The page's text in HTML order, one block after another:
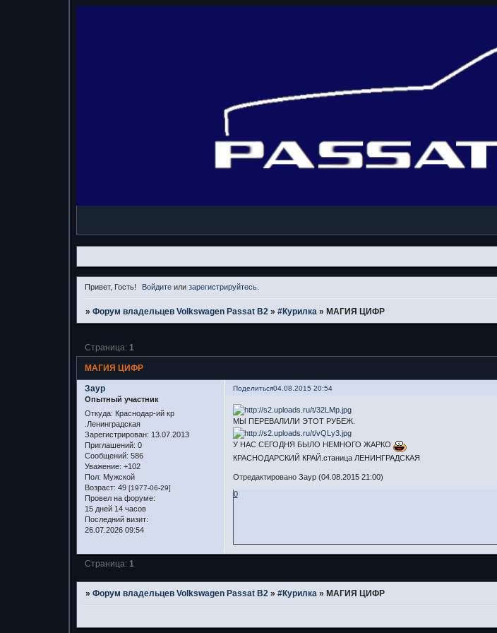
Привет, Гость! Войдите илизарегистрируйтесь.
» Форум владельцев Volkswagen Passat B2 » #Курилка » МАГИЯ ЦИФР
МАГИЯ ЦИФР
Страница: 1
Поделиться04.08.2015 20:54
Заур
Опытный участник
Откуда: Краснодар-ий кр
.Ленинградская
Зарегистрирован: 13.07.2013
Приглашений: 0
Сообщений: 586
Уважение: +102
Пол: Мужской
Возраст: 49 [1977-06-29]
Провел на форуме:
15 дней 14 часов
Последний визит:
26.07.2026 09:54
МЫ ПЕРЕВАЛИЛИ ЭТОТ РУБЕЖ.
У НАС СЕГОДНЯ БЫЛО НЕМНОГО ЖАРКО
КРАСНОДАРСКИЙ КРАЙ.станица ЛЕНИНГРАДСКАЯ
Отредактировано Заур (04.08.2015 21:00)
0
Страница: 1
» Форум владельцев Volkswagen Passat B2 » #Курилка » МАГИЯ ЦИФР